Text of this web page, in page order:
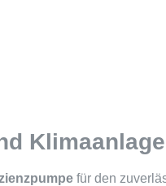
für den